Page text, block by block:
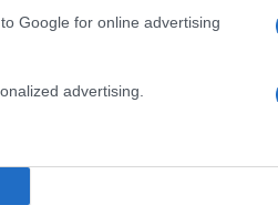
Google for online advertising
advertising.